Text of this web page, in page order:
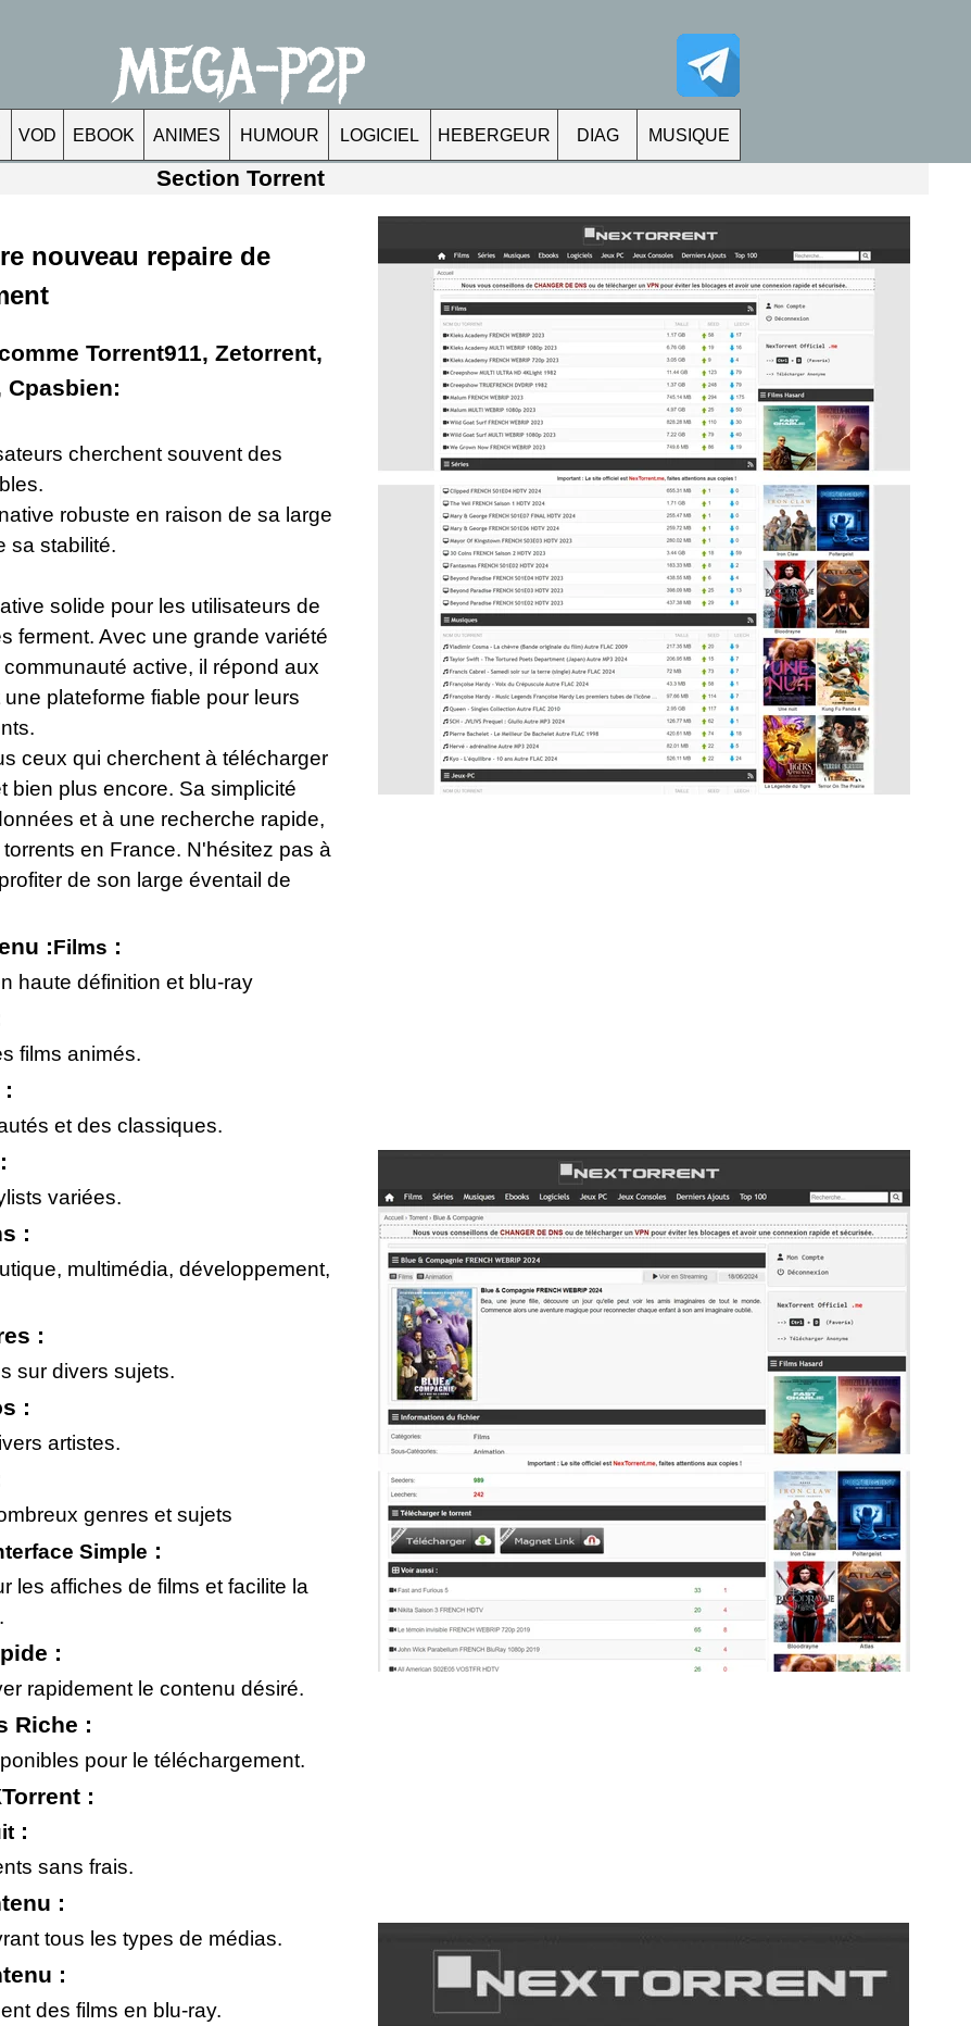
MEGA-P2P
VOD EBOOK ANIMES HUMOUR LOGICIEL HEBERGEUR DIAG MUSIQUE
Section Torrent
nouveau repaire de
Torrent911, Zetorrent,
Cpasbien:
cherchent souvent des
robuste en raison de sa large
sa stabilité.
solide pour les utilisateurs de
ferment. Avec une grande variété
active, il répond aux
plateforme fiable pour leurs
ceux qui cherchent à télécharger
bien plus encore. Sa simplicité
et à une recherche rapide,
en France. N'hésitez pas à
de son large éventail de
:Films :
haute définition et blu-ray
films animés.
et des classiques.
variées.
:
multimédia, développement,
:
sur divers sujets.
:
artistes.
genres et sujets
Simple :
les affiches de films et facilite la
:
rapidement le contenu désiré.
Riche :
pour le téléchargement.
:
:
sans frais.
:
tous les types de médias.
:
des films en blu-ray.